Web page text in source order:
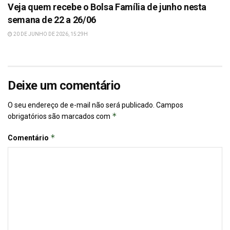
Veja quem recebe o Bolsa Família de junho nesta
semana de 22 a 26/06
20 DE JUNHO DE 2026, 15:29H
Deixe um comentário
O seu endereço de e-mail não será publicado. Campos
obrigatórios são marcados com *
Comentário *